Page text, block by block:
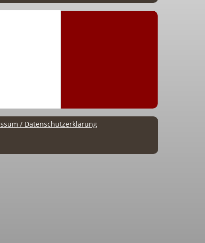
/ Datenschutzerklärung